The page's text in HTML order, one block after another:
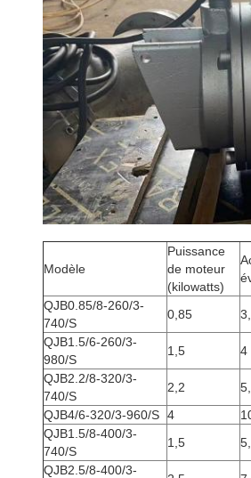
Modèle
Puissance
de moteur
(kilowatts)
QJB0.85/8-260/3-
740/S
0,85
QJB1.5/6-260/3-
980/S
1,5 4
QJB2.2/8-320/3-
740/S
2,2
QJB4/6-320/3-960/S 4
QJB1.5/8-400/3-
740/S
1,5
QJB2.5/8-400/3-